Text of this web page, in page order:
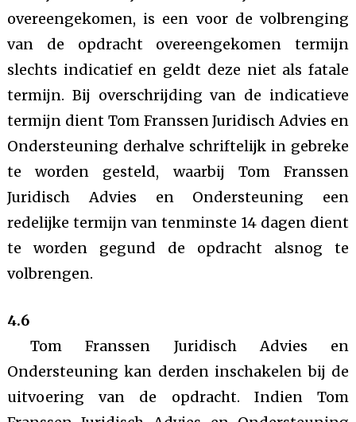
overeengekomen, is een voor de volbrenging
van de opdracht overeengekomen termijn
slechts indicatief en geldt deze niet als fatale
termijn. Bij overschrijding van de indicatieve
termijn dient Tom Franssen Juridisch Advies en
Ondersteuning derhalve schriftelijk in gebreke
te worden gesteld, waarbij Tom Franssen
Juridisch Advies en Ondersteuning een
redelijke termijn van tenminste 14 dagen dient
te worden gegund de opdracht alsnog te
volbrengen.
4.6
Tom Franssen Juridisch Advies en
Ondersteuning kan derden inschakelen bij de
uitvoering van de opdracht. Indien Tom